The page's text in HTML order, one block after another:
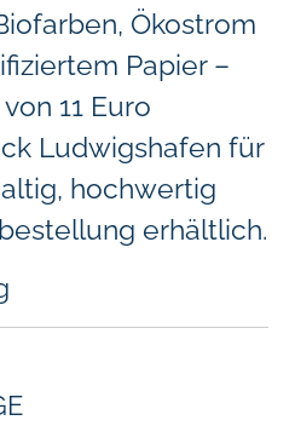
Ökostrom
Papier –
11 Euro
Ludwigshafen für
hochwertig
erhältlich.